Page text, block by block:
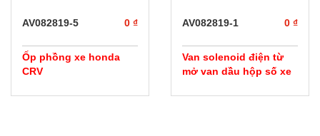
AV082819-5 0 ₫
Ốp phồng xe honda
CRV
AV082819-1 0 ₫
Van solenoid điện từ
mở van dầu hộp số xe